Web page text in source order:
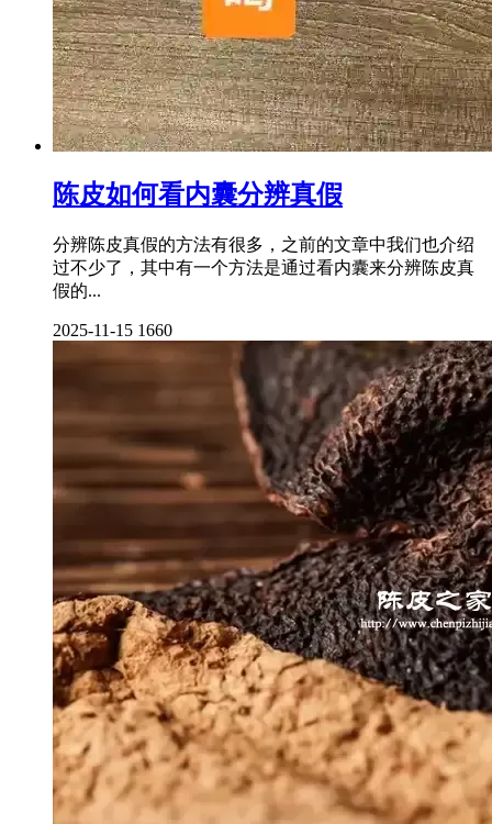
陈皮如何看内囊分辨真假
分辨陈皮真假的方法有很多，之前的文章中我们也介绍
过不少了，其中有一个方法是通过看内囊来分辨陈皮真
假的...
2025-11-15 1660